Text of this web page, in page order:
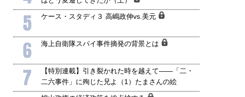
5 ケース・スタディ３ 高嶋政伸vs.美元
6 海上自衛隊スパイ事件摘発の背景とは
7
【特別連載】引き裂かれた時を越えて――「二・
二六事件」に殉じた兄よ（1）たまさんの絵